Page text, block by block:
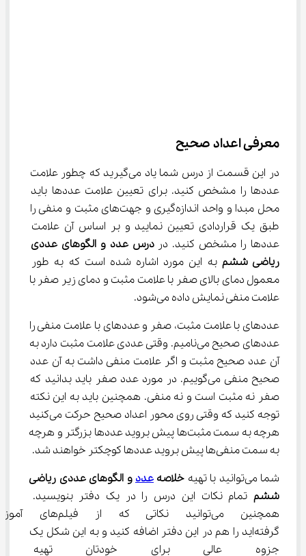
معرفی اعداد صحیح
در این قسمت از درس شما یاد می‌گیرید که چطور علامت
عددها را مشخص کنید. برای تعیین علامت عددها باید
محل مبدا و واحد اندازه‌گیری و جهت‌های مثبت و منفی را
طبق یک قراردادی تعیین نمایید و بر اساس آن علامت
عددها را مشخص کنید. در درس عدد و الگوهای عددی
ریاضی ششم به این مورد اشاره شده است که به طور
معمول دمای بالای صفر با علامت مثبت و دمای زیر صفر با
علامت منفی نمایش داده می‌شود.
عددهای با علامت مثبت، صفر و عددهای با علامت منفی را
عددهای صحیح می‌نامیم. وقتی عددی علامت مثبت دارد به
آن عدد صحیح مثبت و اگر علامت منفی داشت به آن عدد
صحیح منفی می‌گوییم. در مورد عدد صفر باید بدانید که
صفر نه مثبت است و نه منفی. همچنین باید به این نکته
توجه کنید که وقتی روی محور اعداد صحیح حرکت می‌کنید
هرچه به سمت مثبت‌ها پیش بروید عددها بزرگتر و هرچه
به سمت منفی‌ها پیش بروید عددها کوچکتر خواهند شد.
شما می‌توانید با تهیه
خلاصه عدد و الگوهای عددی ریاضی
ششم تمام نکات این درس را در یک دفتر بنویسید.
همچنین می‌توانید نکاتی که
گرفته‌اید را هم در این دفتر اضافه کنید و به این شکل یک
جزوه عالی برای خودتان تهیه